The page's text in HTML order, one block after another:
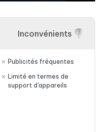
Inconvénients
Publicités fréquentes
Limité en termes de
support d'appareils